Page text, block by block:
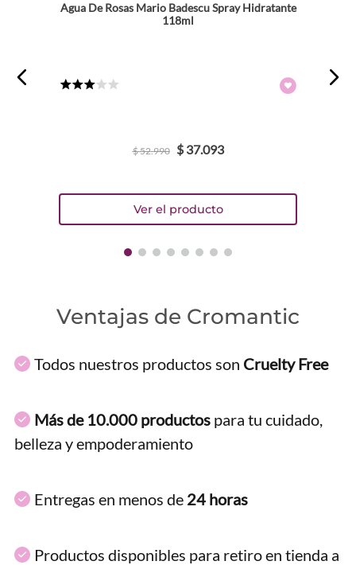
Agua De Rosas Mario Badescu Spray Hidratante
118ml
$52.990 $ 37.093
Ventajas de Cromantic
Todos nuestros productos son Cruelty Free
Más de 10.000 productos para tu cuidado,
belleza y empoderamiento
Entregas en menos de 24 horas
Productos disponibles para retiro en tienda a